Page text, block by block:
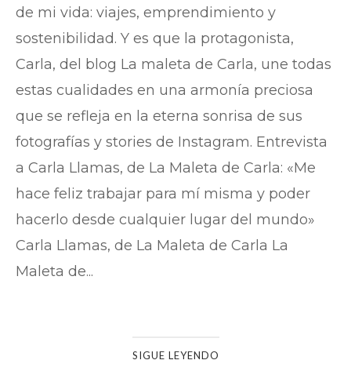
de mi vida: viajes, emprendimiento y
sostenibilidad. Y es que la protagonista,
Carla, del blog La maleta de Carla, une todas
estas cualidades en una armonía preciosa
que se refleja en la eterna sonrisa de sus
fotografías y stories de Instagram. Entrevista
a Carla Llamas, de La Maleta de Carla: «Me
hace feliz trabajar para mí misma y poder
hacerlo desde cualquier lugar del mundo»
Carla Llamas, de La Maleta de Carla La
Maleta de...
SIGUE LEYENDO